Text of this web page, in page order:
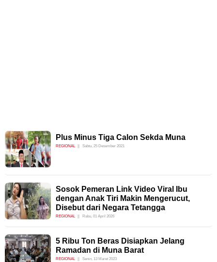
Plus Minus Tiga Calon Sekda Muna
REGIONAL Sabtu, 25 Desember 2021
Sosok Pemeran Link Video Viral Ibu
dengan Anak Tiri Makin Mengerucut,
Disebut dari Negara Tetangga
REGIONAL Rabu, 01 April 2026
5 Ribu Ton Beras Disiapkan Jelang
Ramadan di Muna Barat
REGIONAL Senin, 13 Maret 2023